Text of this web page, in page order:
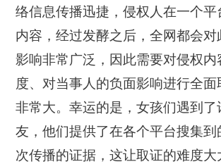
络信息传播迅捷，侵权人在一个平
内容，经过发酵之后，全网都会对
影响非常广泛，因此需要对侵权内
度、对当事人的负面影响进行全面
非常大。幸运的是，女孩们遇到了
友，他们提供了在各个平台搜集到
次传播的证据，这让取证的难度大